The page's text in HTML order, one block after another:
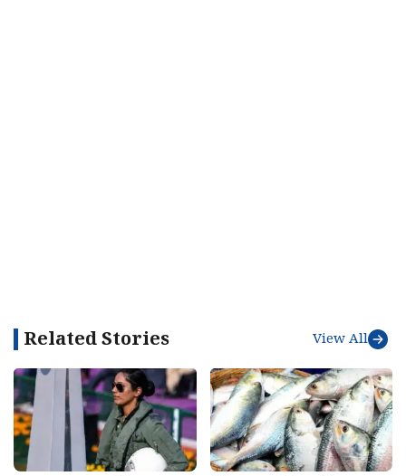
Related Stories View All